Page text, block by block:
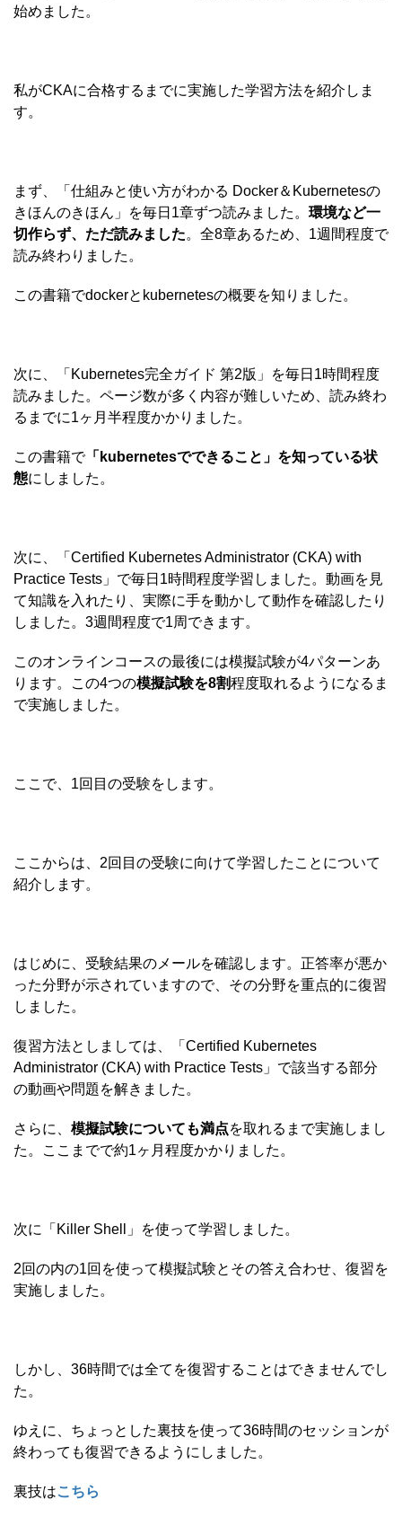
始めました。
私がCKAに合格するまでに実施した学習方法を紹介しま
す。
まず、「仕組みと使い方がわかる Docker＆Kubernetesの
きほんのきほん」を毎日1章ずつ読みました。 環境など一
切作らず、ただ読みました。全8章あるため、1週間程度で
読み終わりました。
この書籍でdockerとkubernetesの概要を知りました。
次に、「Kubernetes完全ガイド 第2版」を毎日1時間程度
読みました。ページ数が多く内容が難しいため、読み終わ
るまでに1ヶ月半程度かかりました。
この書籍で「kubernetesでできること」を知っている状
態にしました。
次に、「Certified Kubernetes Administrator (CKA) with
Practice Tests」で毎日1時間程度学習しました。動画を見
て知識を入れたり、実際に手を動かして動作を確認したり
しました。3週間程度で1周できます。
このオンラインコースの最後には模擬試験が4パターンあ
ります。この4つの模擬試験を8割程度取れるようになるま
で実施しました。
ここで、1回目の受験をします。
ここからは、2回目の受験に向けて学習したことについて
紹介します。
はじめに、受験結果のメールを確認します。正答率が悪か
った分野が示されていますので、その分野を重点的に復習
しました。
復習方法としましては、「Certified Kubernetes
Administrator (CKA) with Practice Tests」で該当する部分
の動画や問題を解きました。
さらに、 模擬試験についても満点を取れるまで実施しまし
た。ここまでで約1ヶ月程度かかりました。
次に「Killer Shell」を使って学習しました。
2回の内の1回を使って模擬試験とその答え合わせ、復習を
実施しました。
しかし、36時間では全てを復習することはできませんでし
た。
ゆえに、ちょっとした裏技を使って36時間のセッションが
終わっても復習できるようにしました。
裏技はこちら